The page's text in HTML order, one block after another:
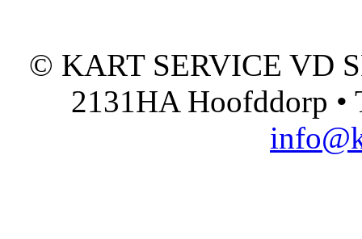
© KART SERVICE VD
2131HA Hoofddorp •